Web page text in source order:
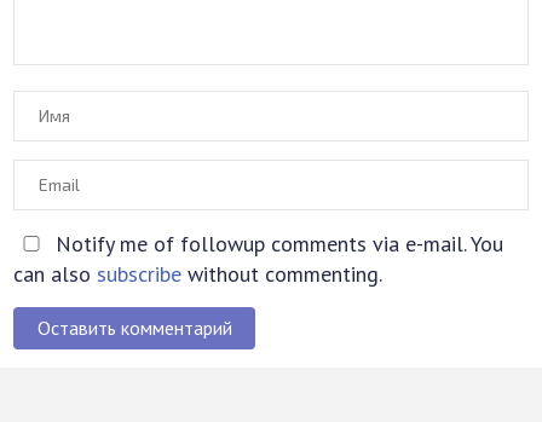
Notify me of followup comments via e-mail. You
can also subscribe without commenting.
Оставить комментарий